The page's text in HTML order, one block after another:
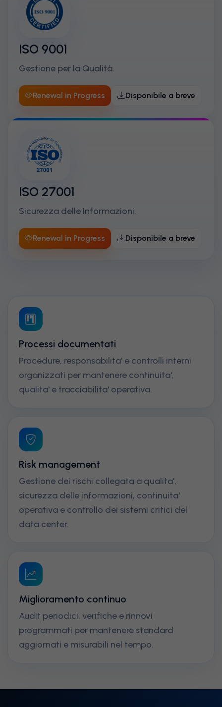
ISO 9001
Gestione per la Qualità.
Renewal in Progress Disponibile a breve
ISO 27001
Sicurezza delle Informazioni.
Renewal in Progress Disponibile a breve
Processi documentati
Procedure, responsabilita' e controlli interni
organizzati per mantenere continuita',
qualita' e tracciabilita' operativa.
Risk management
Gestione dei rischi collegata a qualita',
sicurezza delle informazioni, continuita'
operativa e controllo dei sistemi critici del
data center.
Miglioramento continuo
Audit periodici, verifiche e rinnovi
programmati per mantenere standard
aggiornati e misurabili nel tempo.